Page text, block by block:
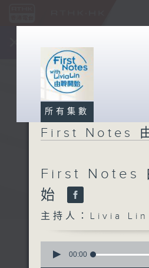
一手掌握 RTHK 電台、電視節目
所有集數
First Notes
First Notes
始
主持人：Livia Lin
seconds
00:00